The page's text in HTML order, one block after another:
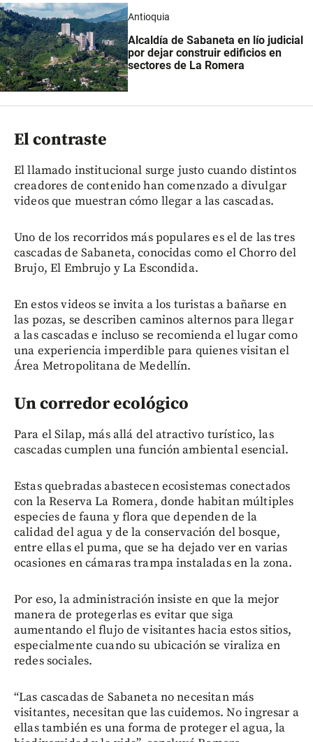
Antioquia
Alcaldía de Sabaneta en lío judicial
por dejar construir edificios en
sectores de La Romera
El contraste
El llamado institucional surge justo cuando distintos
creadores de contenido han comenzado a divulgar
videos que muestran cómo llegar a las cascadas.
Uno de los recorridos más populares es el de las tres
cascadas de Sabaneta, conocidas como el Chorro del
Brujo, El Embrujo y La Escondida.
En estos videos se invita a los turistas a bañarse en
las pozas, se describen caminos alternos para llegar
a las cascadas e incluso se recomienda el lugar como
una experiencia imperdible para quienes visitan el
Área Metropolitana de Medellín.
Un corredor ecológico
Para el Silap, más allá del atractivo turístico, las
cascadas cumplen una función ambiental esencial.
Estas quebradas abastecen ecosistemas conectados
con la Reserva La Romera, donde habitan múltiples
especies de fauna y flora que dependen de la
calidad del agua y de la conservación del bosque,
entre ellas el puma, que se ha dejado ver en varias
ocasiones en cámaras trampa instaladas en la zona.
Por eso, la administración insiste en que la mejor
manera de protegerlas es evitar que siga
aumentando el flujo de visitantes hacia estos sitios,
especialmente cuando su ubicación se viraliza en
redes sociales.
“Las cascadas de Sabaneta no necesitan más
visitantes, necesitan que las cuidemos. No ingresar a
ellas también es una forma de proteger el agua, la